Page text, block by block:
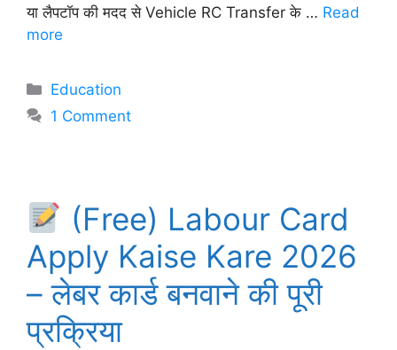
या लैपटॉप की मदद से Vehicle RC Transfer के … Read
more
Categories
Education
1 Comment
(Free) Labour Card
Apply Kaise Kare 2026
– लेबर कार्ड बनवाने की पूरी
प्रक्रिया